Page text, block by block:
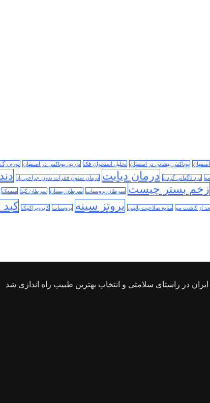
بوتاکس پیشانی در اصفهان تحلیل استخوان فک تزریق بوتاکس در اصفهان تورم
درد ناگهانی گردن درمان دیابت درمان ستون فقرات بدون جراحی باز
زخم بستر چیست سرطان پروستات سرطان پستان سرطان کبد سمعک
از کاشت مو منابع صلاحیت بالینی پروتز سینه پروستات کایروپراکتیک